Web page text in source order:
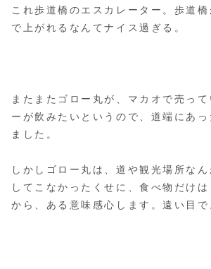
これ歩道橋のエスカレーター。歩道
で上がれるなんてナイス過ぎる。
またまたゴロー丸が、マカオで売って
ーが飲みたいというので、道端にあっ
ました。
しかしゴロー丸は、道や観光場所な
してこなかったくせに、食べ物だけ
から、ある意味感心します。遠い目で